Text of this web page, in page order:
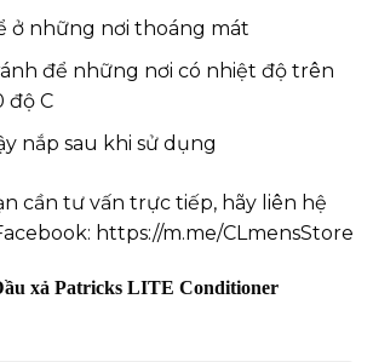
ở những nơi thoáng mát
để những nơi có nhiệt độ trên
độ C
nắp sau khi sử dụng
cần tư vấn trực tiếp, hãy liên hệ
https://m.me/CLmensStore
xả Patricks LITE Conditioner